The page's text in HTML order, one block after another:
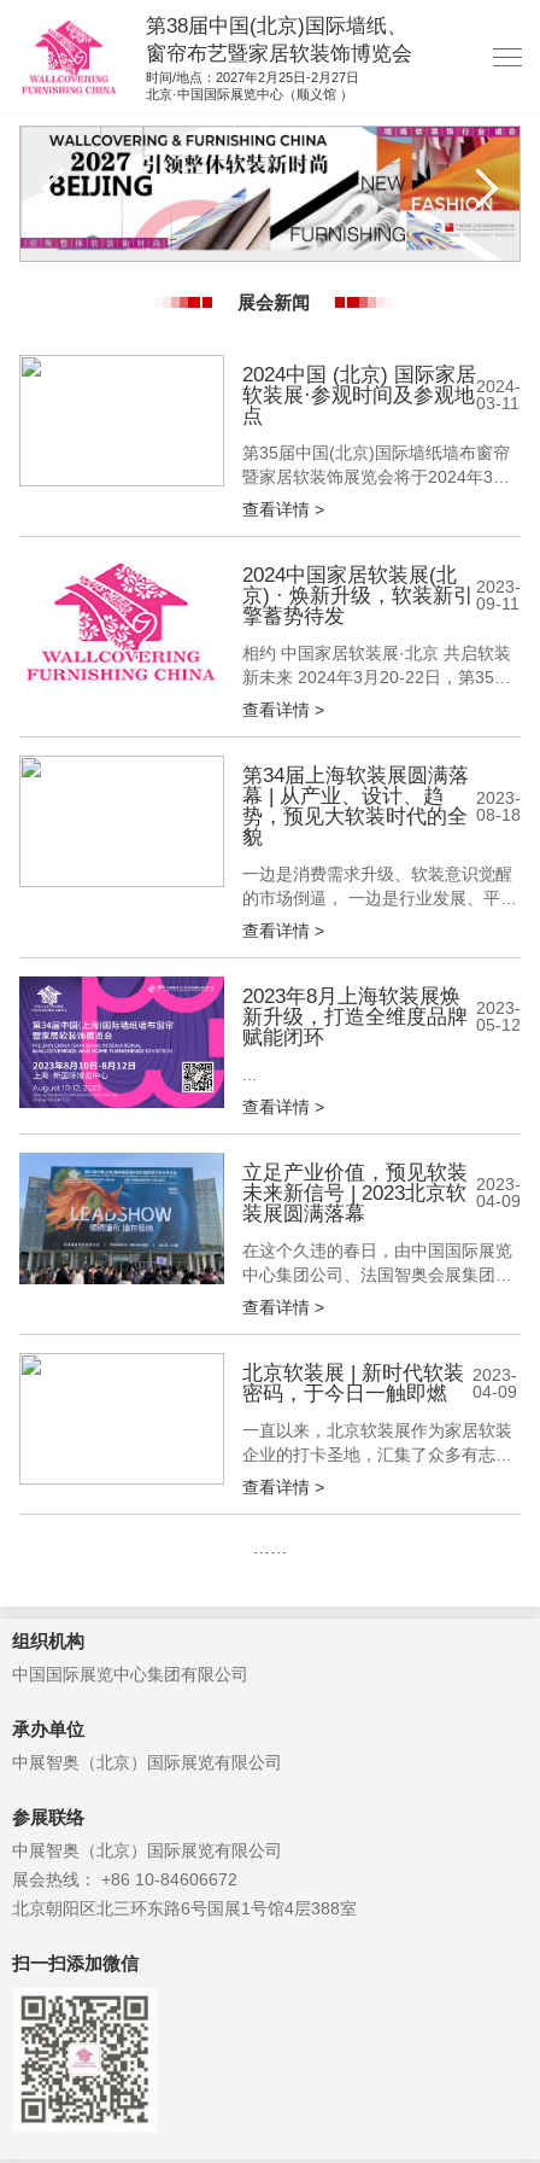
第38届中国(北京)国际墙纸、
窗帘布艺暨家居软装饰博览会
时间/地点：2027年2月25日-2月27日
北京·中国国际展览中心（顺义馆 ）
网站首页
展商服务
展位申请
展会新闻
2024中国 (北京) 国际家居
软装展·参观时间及参观地
点
2024-
03-11
第35届中国(北京)国际墙纸墙布窗帘
暨家居软装饰展览会将于2024年3月
20-22日在中国国际展览中心(顺义馆)
台，展品涵盖墙纸墙布、窗帘布艺、
全屋软装、艺术涂料、智能遮阳、地
毯、家居饰品等软装一体化产品。 本
次将全力汇...
查看详情 >
2024中国家居软装展(北
京) · 焕新升级，软装新引
擎蓄势待发
2023-
09-11
相约 中国家居软装展·北京 共启软装
新未来 2024年3月20-22日，第35届
中国(北京)国际墙纸墙布窗帘暨家居
开。预计展览面积10万平方米、参展
企业1000+、接待观众8万+人次，同
期举办中国(北京)国际墙面装饰材料
展...
查看详情 >
第34届上海软装展圆满落
幕 | 从产业、设计、趋
势，预见大软装时代的全
貌
2023-
08-18
一边是消费需求升级、软装意识觉醒
的市场倒逼， 一边是行业发展、平台
助推的自我驱动， 整个软装产业在两
软装展，立足产业、设计和趋势，拼
凑出大软装时代的全貌，助力软装人
聆听时代风声，激荡着与时代脉搏同
查看详情 >
2023年8月上海软装展焕
新升级，打造全维度品牌
赋能闭环
2023-
05-12
查看详情 >
立足产业价值，预见软装
未来新信号 | 2023北京软
装展圆满落幕
2023-
04-09
在这个久违的春日，由中国国际展览
中心集团公司、法国智奥会展集团共
同主办，中展智奥（北京）国际展览
会于北京圆满落幕。 3月26日-28日，
为期3天的展会中，展品范围涵盖了
墙纸墙布、窗帘及配饰、家纺布艺、
艺术漆艺术涂料、家居高端摆件等...
查看详情 >
北京软装展 | 新时代软装
密码，于今日一触即燃
2023-
04-09
一直以来，北京软装展作为家居软装
企业的打卡圣地，汇集了众多有志成
为行业冠军的头部企业和品牌，他们
装展，形成有设计趋势，有商业转
查看详情 >
组织机构
中国国际展览中心集团有限公司
承办单位
中展智奥（北京）国际展览有限公司
参展联络
中展智奥（北京）国际展览有限公司
展会热线： +86 10-84606672
北京朝阳区北三环东路6号国展1号馆4层388室
扫一扫添加微信